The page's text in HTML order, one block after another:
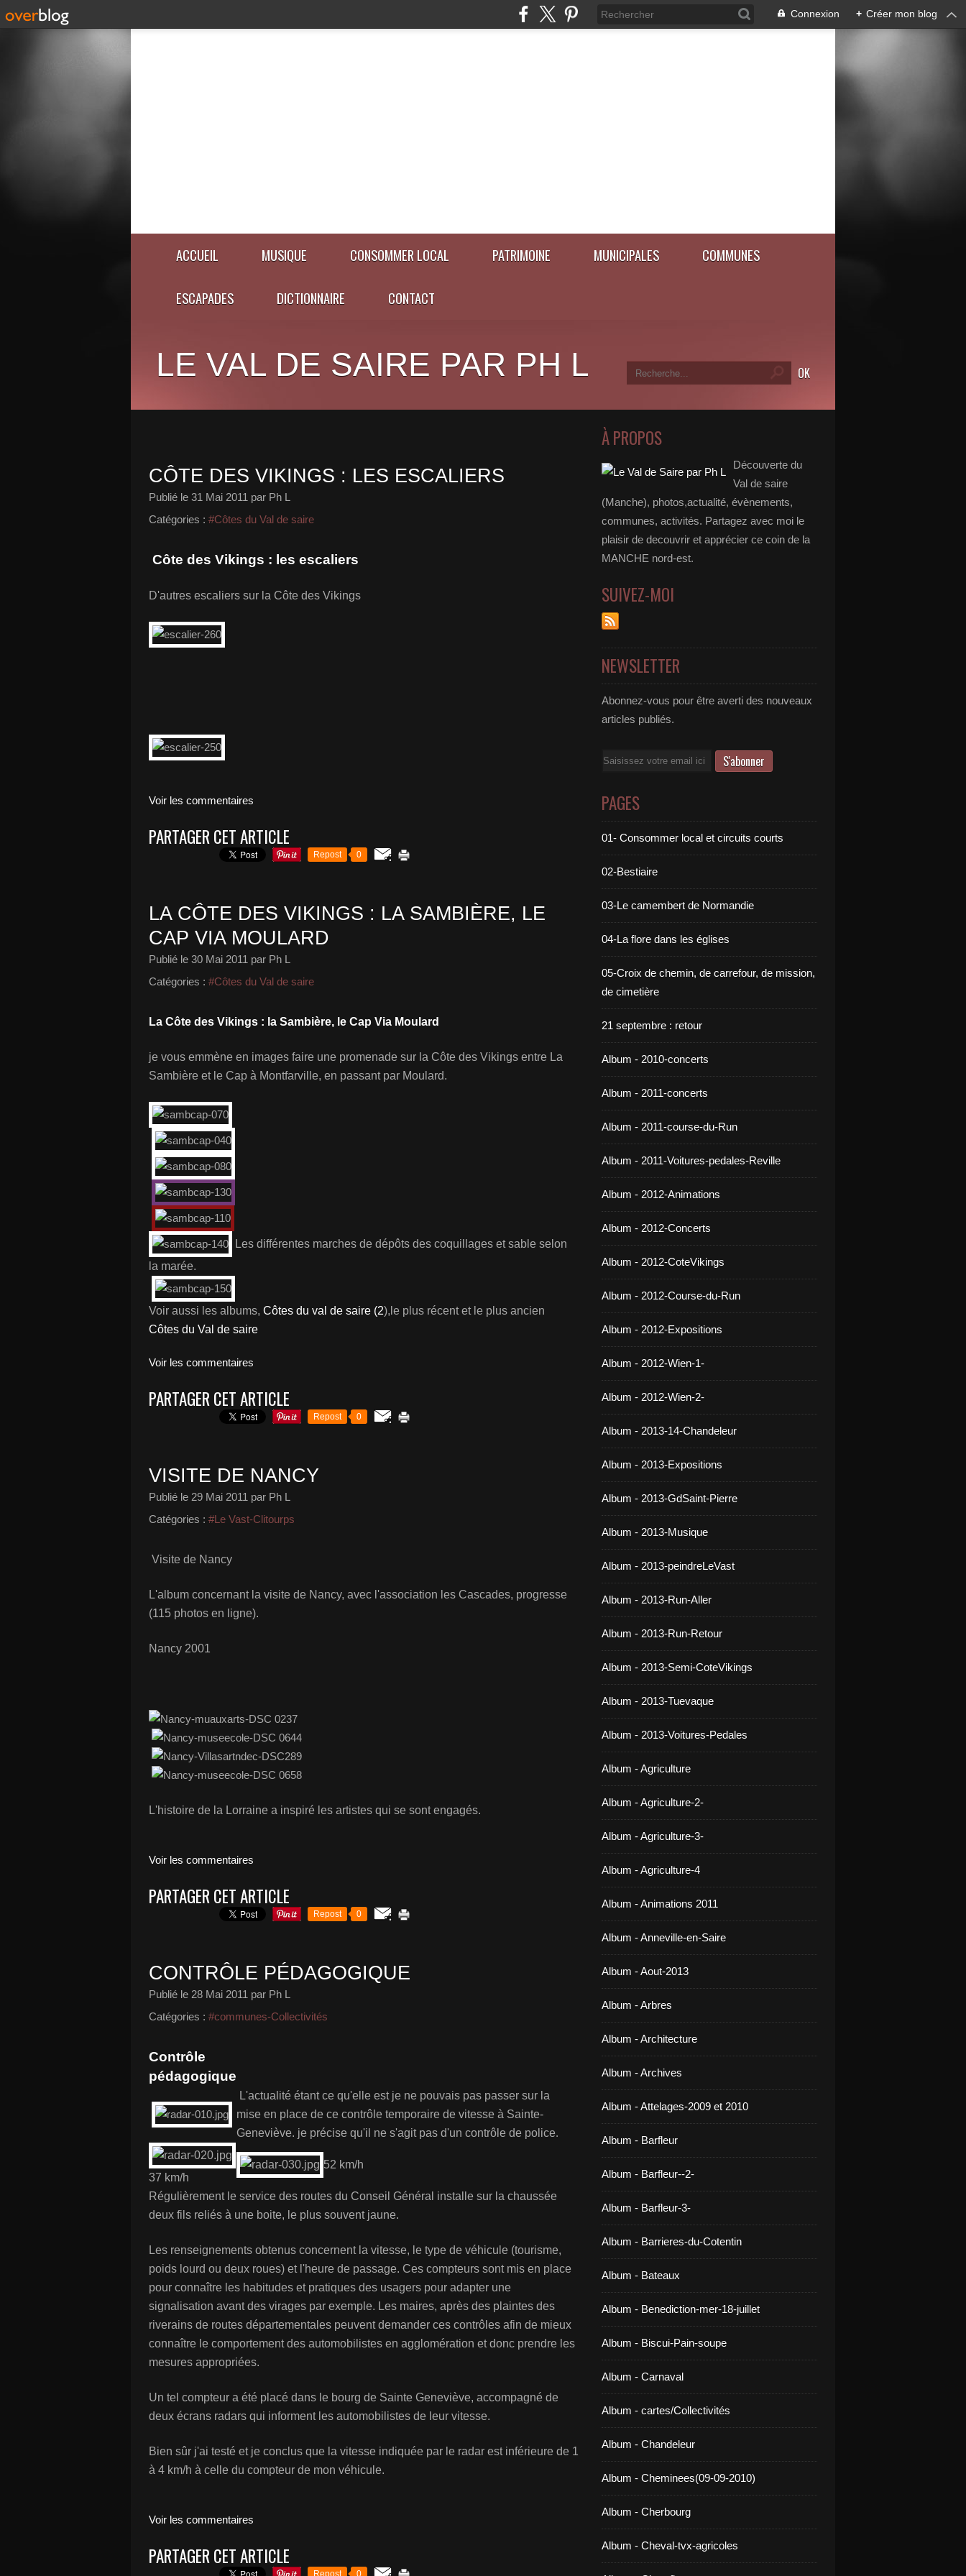
Connexion + Créer mon blog
ACCUEIL MUSIQUE CONSOMMER LOCAL PATRIMOINE MUNICIPALES COMMUNES
ESCAPADES DICTIONNAIRE CONTACT
LE VAL DE SAIRE PAR PH L
CÔTE DES VIKINGS : LES ESCALIERS
Publié le 31 Mai 2011 par Ph L
Catégories : #Côtes du Val de saire
Côte des Vikings : les escaliers
D'autres escaliers sur la Côte des Vikings
Voir les commentaires
PARTAGER CET ARTICLE
Repost 0
LA CÔTE DES VIKINGS : LA SAMBIÈRE, LE
CAP VIA MOULARD
Publié le 30 Mai 2011 par Ph L
Catégories : #Côtes du Val de saire
La Côte des Vikings : la Sambière, le Cap Via Moulard
je vous emmène en images faire une promenade sur la Côte des Vikings entre La
Sambière et le Cap à Montfarville, en passant par Moulard.
Les différentes marches de dépôts des coquillages et sable selon
la marée.
Voir aussi les albums, Côtes du val de saire (2),le plus récent et le plus ancien
Côtes du Val de saire
Voir les commentaires
PARTAGER CET ARTICLE
Repost 0
VISITE DE NANCY
Publié le 29 Mai 2011 par Ph L
Catégories : #Le Vast-Clitourps
Visite de Nancy
L'album concernant la visite de Nancy, avec l'association les Cascades, progresse
(115 photos en ligne).
Nancy 2001
L'histoire de la Lorraine a inspiré les artistes qui se sont engagés.
Voir les commentaires
PARTAGER CET ARTICLE
Repost 0
CONTRÔLE PÉDAGOGIQUE
Publié le 28 Mai 2011 par Ph L
Catégories : #communes-Collectivités
Contrôle
pédagogique
L'actualité étant ce qu'elle est je ne pouvais pas passer sur la
mise en place de ce contrôle temporaire de vitesse à Sainte-
Geneviève. je précise qu'il ne s'agit pas d'un contrôle de police.
37 km/h
52 km/h
Régulièrement le service des routes du Conseil Général installe sur la chaussée
deux fils reliés à une boite, le plus souvent jaune.
Les renseignements obtenus concernent la vitesse, le type de véhicule (tourisme,
poids lourd ou deux roues) et l'heure de passage. Ces compteurs sont mis en place
pour connaître les habitudes et pratiques des usagers pour adapter une
signalisation avant des virages par exemple. Les maires, après des plaintes des
riverains de routes départementales peuvent demander ces contrôles afin de mieux
connaître le comportement des automobilistes en agglomération et donc prendre les
mesures appropriées.
Un tel compteur a été placé dans le bourg de Sainte Geneviève, accompagné de
deux écrans radars qui informent les automobilistes de leur vitesse.
Bien sûr j'ai testé et je conclus que la vitesse indiquée par le radar est inférieure de 1
à 4 km/h à celle du compteur de mon véhicule.
Voir les commentaires
PARTAGER CET ARTICLE
Repost 0
À PROPOS
Découverte du
Val de saire
(Manche), photos,actualité, évènements,
communes, activités. Partagez avec moi le
plaisir de decouvrir et apprécier ce coin de la
MANCHE nord-est.
SUIVEZ-MOI
NEWSLETTER
Abonnez-vous pour être averti des nouveaux
articles publiés.
Email
PAGES
01- Consommer local et circuits courts
02-Bestiaire
03-Le camembert de Normandie
04-La flore dans les églises
05-Croix de chemin, de carrefour, de mission,
de cimetière
21 septembre : retour
Album - 2010-concerts
Album - 2011-concerts
Album - 2011-course-du-Run
Album - 2011-Voitures-pedales-Reville
Album - 2012-Animations
Album - 2012-Concerts
Album - 2012-CoteVikings
Album - 2012-Course-du-Run
Album - 2012-Expositions
Album - 2012-Wien-1-
Album - 2012-Wien-2-
Album - 2013-14-Chandeleur
Album - 2013-Expositions
Album - 2013-GdSaint-Pierre
Album - 2013-Musique
Album - 2013-peindreLeVast
Album - 2013-Run-Aller
Album - 2013-Run-Retour
Album - 2013-Semi-CoteVikings
Album - 2013-Tuevaque
Album - 2013-Voitures-Pedales
Album - Agriculture
Album - Agriculture-2-
Album - Agriculture-3-
Album - Agriculture-4
Album - Animations 2011
Album - Anneville-en-Saire
Album - Aout-2013
Album - Arbres
Album - Architecture
Album - Archives
Album - Attelages-2009 et 2010
Album - Barfleur
Album - Barfleur--2-
Album - Barfleur-3-
Album - Barrieres-du-Cotentin
Album - Bateaux
Album - Benediction-mer-18-juillet
Album - Biscui-Pain-soupe
Album - Carnaval
Album - cartes/Collectivités
Album - Chandeleur
Album - Cheminees(09-09-2010)
Album - Cherbourg
Album - Cheval-tvx-agricoles